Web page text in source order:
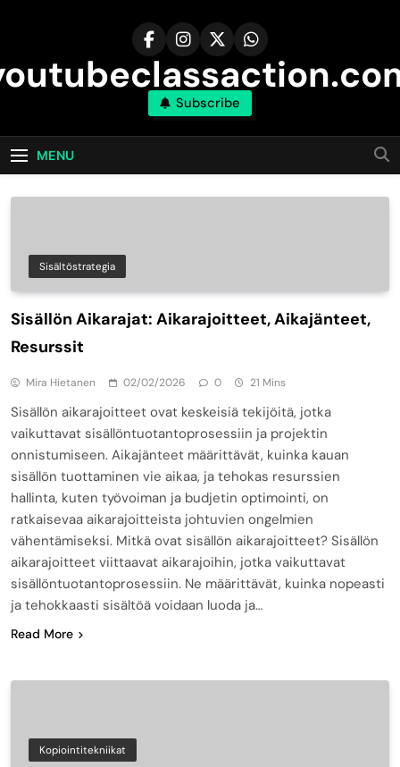
Subscribe
MENU
Sisältöstrategia
Sisällön Aikarajat: Aikarajoitteet, Aikajänteet,
Resurssit
Mira Hietanen 02/02/2026 0 21 Mins
Sisällön aikarajoitteet ovat keskeisiä tekijöitä, jotka
vaikuttavat sisällöntuotantoprosessiin ja projektin
onnistumiseen. Aikajänteet määrittävät, kuinka kauan
sisällön tuottaminen vie aikaa, ja tehokas resurssien
hallinta, kuten työvoiman ja budjetin optimointi, on
ratkaisevaa aikarajoitteista johtuvien ongelmien
vähentämiseksi. Mitkä ovat sisällön aikarajoitteet? Sisällön
aikarajoitteet viittaavat aikarajoihin, jotka vaikuttavat
sisällöntuotantoprosessiin. Ne määrittävät, kuinka nopeasti
ja tehokkaasti sisältöä voidaan luoda ja…
Read More
Kopiointitekniikat